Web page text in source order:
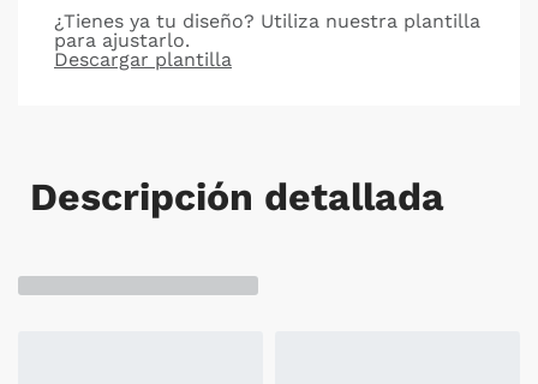
¿Tienes ya tu diseño? Utiliza nuestra plantilla
para ajustarlo.
Descargar plantilla
Descripción detallada